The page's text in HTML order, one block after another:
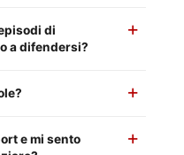
di
a difendersi?
e mi sento